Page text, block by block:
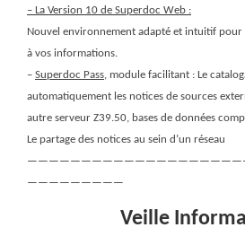
– La Version 10 de Superdoc Web :
Nouvel environnement adapté et intuitif pour
à vos informations.
– Superdoc Pass, module facilitant : Le
automatiquement les notices de sources
autre serveur Z39.50, bases de données
Le partage des notices au sein d’un réseau
—————————
Veille